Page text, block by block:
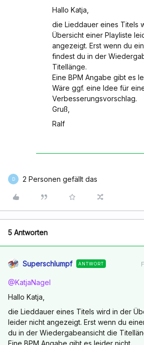
Hallo Katja,
die Lieddauer eines Titels
Übersicht einer Playliste
angezeigt. Erst wenn du
findest du in der
Titellänge.
Eine BPM Angabe gibt es
Wäre ggf. eine Idee für
Verbesserungsvorschlag.
Gruß,
Ralf
D 2 Personen gefällt das
5 Antworten
Superschlumpf ANTWORT
@KatjaNagel
Hallo Katja,
die Lieddauer eines Titels wird in der
leider nicht angezeigt. Erst wenn du
du in der Wiedergabeansicht die
Eine BPM Angabe gibt es leider nicht.